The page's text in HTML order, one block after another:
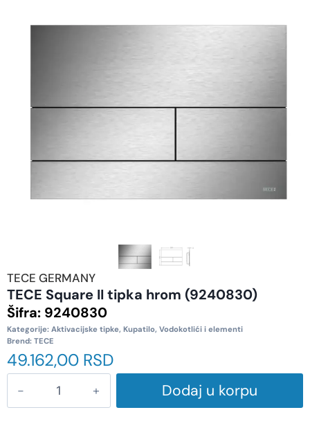
TECE GERMANY
TECE Square II tipka hrom (9240830)
Šifra: 9240830
Kategorije: Aktivacijske tipke, Kupatilo, Vodokotlići i elementi
Brend: TECE
49.162,00 RSD
Dodaj u korpu